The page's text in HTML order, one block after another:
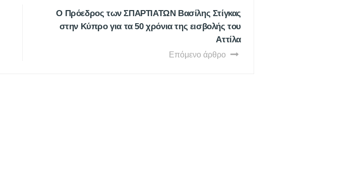
Ο Πρόεδρος των ΣΠΑΡΤΙΑΤΩΝ Βασίλης Στίγκας
στην Κύπρο για τα 50 χρόνια της εισβολής του
Αττίλα
Επόμενο άρθρο